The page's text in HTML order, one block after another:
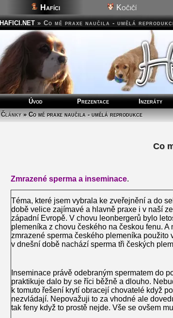
Hafíci Kočičí
HAFICI.NET » Co mě praxe naučila - umělá
Úvod Prezentace Inzeráty
Články» Co mě praxe naučila - umělá reprodukce
Co
Zmrazené sperma a inseminace.
Téma, které jsem vybrala ke zveřejnění a do
době velice zajímavé a hlavně praxe i v naší
západní Evropě. V chovu leonbergerů bylo
plemeníka z chovu českého na českou fenu.
zmrazené sperma českého plemeníka použito
v dnešní době nachází sperma tři českých
Inseminace právě odebraným spermatem do
praktikuje dalo by se říci běžně a dlouho.
k tomuto řešení krytí obracejí chovatelé když
nezvládají. Nepovažuji to za vhodné ale
tak feny když to prostě nejde. Vše se ovšem